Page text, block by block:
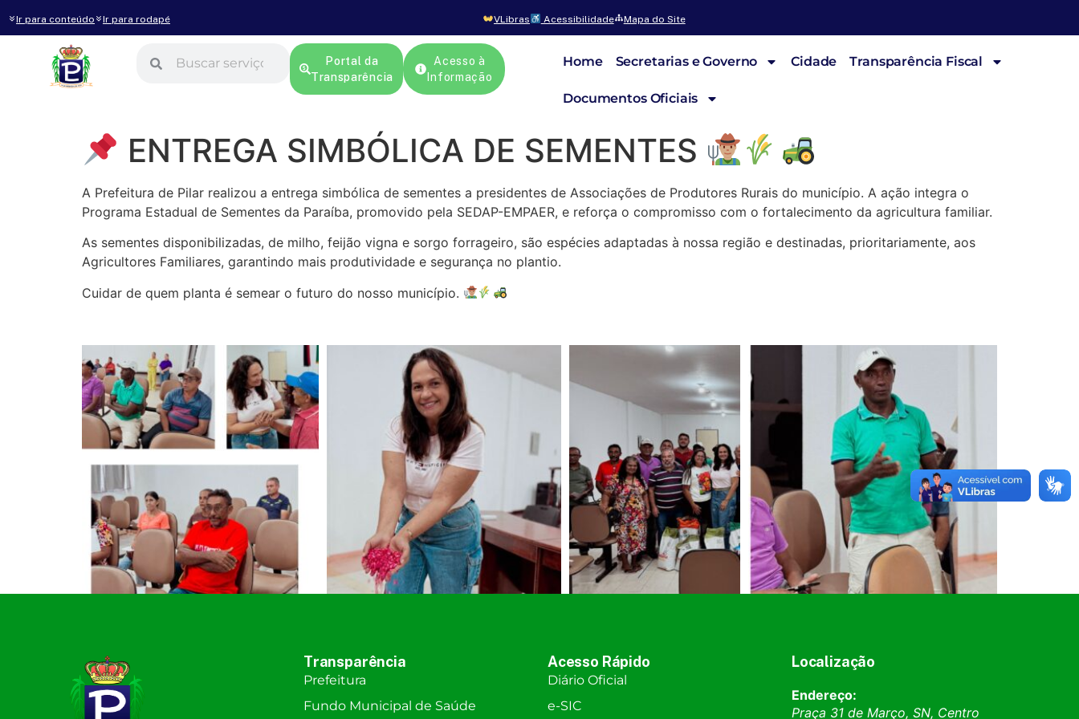
Ir para conteúdo Ir para rodapé VLibras Acessibilidade Mapa do Site
Portal da
Transparência
Acesso à
Informação
Home Secretarias e Governo Cidade Transparência Fiscal
Documentos Oficiais
ENTREGA SIMBÓLICA DE SEMENTES
A Prefeitura de Pilar realizou a entrega simbólica de sementes a presidentes de Associações de Produtores Rurais do município. A ação integra o
Programa Estadual de Sementes da Paraíba, promovido pela SEDAP-EMPAER, e reforça o compromisso com o fortalecimento da agricultura familiar.
As sementes disponibilizadas, de milho, feijão vigna e sorgo forrageiro, são espécies adaptadas à nossa região e destinadas, prioritariamente, aos
Agricultores Familiares, garantindo mais produtividade e segurança no plantio.
Cuidar de quem planta é semear o futuro do nosso município.
Transparência
Prefeitura
Fundo Municipal de Saúde
Acesso Rápido
Diário Oficial
e-SIC
Localização
Endereço:
Praça 31 de Março, SN, Centro